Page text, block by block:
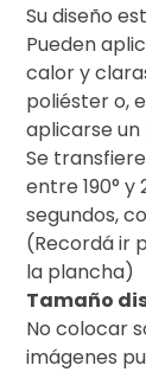
Su diseño
Pueden
calor y
poliéster o,
aplicarse
Se
entre 190°
segundos,
(Recordá ir
la plancha)
Tamaño
No colocar
imágenes